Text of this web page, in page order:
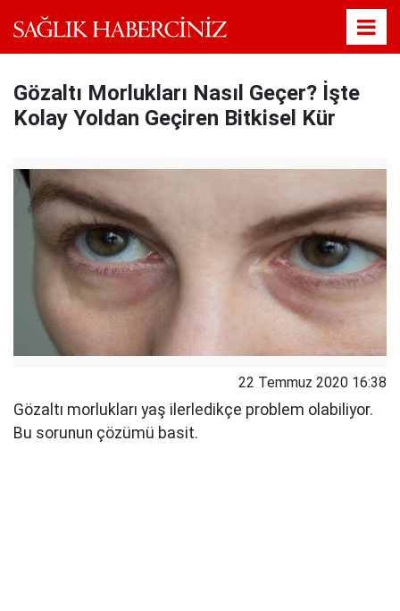
Gözaltı Morlukları Nasıl Geçer? İşte
Kolay Yoldan Geçiren Bitkisel Kür
22 Temmuz 2020 16:38
Gözaltı morlukları yaş ilerledikçe problem olabiliyor.
Bu sorunun çözümü basit.